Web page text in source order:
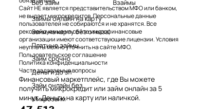
Веб займ
Взаймы
Займы онлайн на карту
Займ на карту без отказа
Платные займы
Займ срочно
Деньги до зп
Займ онлайн без
Микрозайм
Сайт НЕ является представительством МФО или банком,
не выдает микрокредитов. Персональные данные
пользователей не собираются и не хранятся. Все
рекомендуемые на сайте микрофинансовые
организации имеют соответствующие лицензии. Условия
неуплаты можно уточнить на сайте МФО.
Пользовательское соглашение
Политика конфиденциальности
Часто задаваемые вопросы
Финансовый маркетплейс, где Вы можете
получить микрокредит или займ онлайн за 5
минут. Деньги на карту или наличкой.